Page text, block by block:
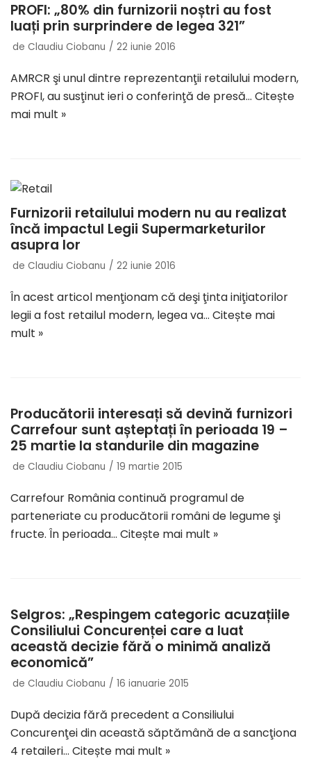
PROFI: „80% din furnizorii noștri au fost
luați prin surprindere de legea 321”
de Claudiu Ciobanu 22 iunie 2016
AMRCR şi unul dintre reprezentanţii retailului modern,
PROFI, au susţinut ieri o conferinţă de presă… Citește
mai mult »
Furnizorii retailului modern nu au realizat
încă impactul Legii Supermarketurilor
asupra lor
de Claudiu Ciobanu 22 iunie 2016
În acest articol menţionam că deşi ţinta iniţiatorilor
legii a fost retailul modern, legea va… Citește mai
mult »
Producătorii interesați să devină furnizori
Carrefour sunt așteptați în perioada 19 –
25 martie la standurile din magazine
de Claudiu Ciobanu 19 martie 2015
Carrefour România continuă programul de
parteneriate cu producătorii români de legume şi
fructe. În perioada… Citește mai mult »
Selgros: „Respingem categoric acuzațiile
Consiliului Concurenței care a luat
această decizie fără o minimă analiză
economică”
de Claudiu Ciobanu 16 ianuarie 2015
După decizia fără precedent a Consiliului
Concurenţei din această săptămână de a sancţiona
4 retaileri… Citește mai mult »